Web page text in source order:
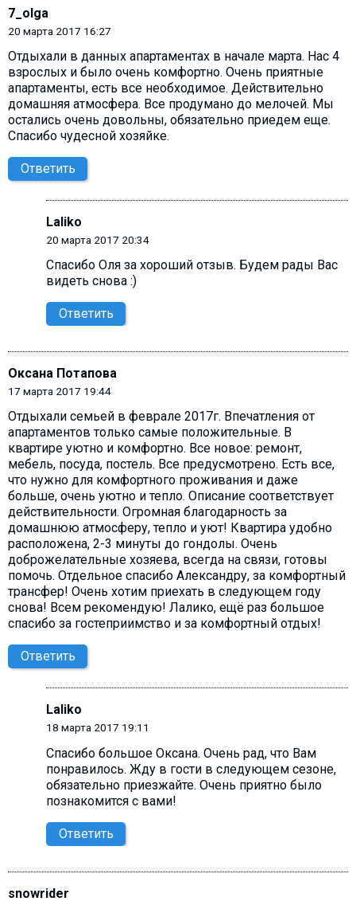
7_olga
20 марта 2017 16:27
Отдыхали в данных апартаментах в начале марта. Нас 4
взрослых и было очень комфортно. Очень приятные
апартаменты, есть все необходимое. Действительно
домашняя атмосфера. Все продумано до мелочей. Мы
остались очень довольны, обязательно приедем еще.
Спасибо чудесной хозяйке.
Ответить
Laliko
20 марта 2017 20:34
Спасибо Оля за хороший отзыв. Будем рады Вас
видеть снова :)
Ответить
Оксана Потапова
17 марта 2017 19:44
Отдыхали семьей в феврале 2017г. Впечатления от
апартаментов только самые положительные. В
квартире уютно и комфортно. Все новое: ремонт,
мебель, посуда, постель. Все предусмотрено. Есть все,
что нужно для комфортного проживания и даже
больше, очень уютно и тепло. Описание соответствует
действительности. Огромная благодарность за
домашнюю атмосферу, тепло и уют! Квартира удобно
расположена, 2-3 минуты до гондолы. Очень
доброжелательные хозяева, всегда на связи, готовы
помочь. Отдельное спасибо Александру, за комфортный
трансфер! Очень хотим приехать в следующем году
снова! Всем рекомендую! Лалико, ещё раз большое
спасибо за гостеприимство и за комфортный отдых!
Ответить
Laliko
18 марта 2017 19:11
Спасибо большое Оксана. Очень рад, что Вам
понравилось. Жду в гости в следующем сезоне,
обязательно приезжайте. Очень приятно было
познакомится с вами!
Ответить
snowrider